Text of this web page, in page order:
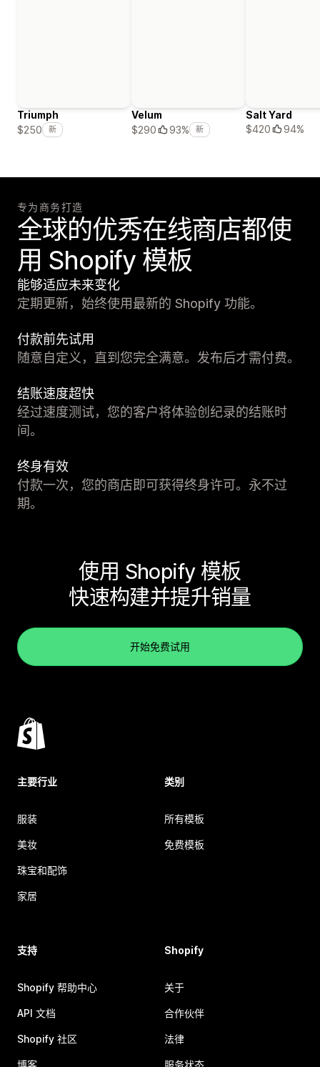
Triumph
$250
新
Velum
$290
93% 新
Salt Yard
$420
94%
专为商务打造
全球的优秀在线商店都使
用 Shopify 模板
能够适应未来变化
定期更新，始终使用最新的 Shopify 功能。
付款前先试用
随意自定义，直到您完全满意。发布后才需付费。
结账速度超快
经过速度测试，您的客户将体验创纪录的结账时
间。
终身有效
付款一次，您的商店即可获得终身许可。永不过
期。
使用 Shopify 模板
快速构建并提升销量
开始免费试用
主要行业
服装
美妆
珠宝和配饰
家居
类别
所有模板
免费模板
支持
Shopify 帮助中心
API 文档
Shopify 社区
Shopify
关于
合作伙伴
法律